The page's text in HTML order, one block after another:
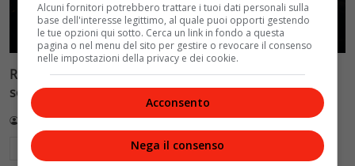
Reflect Orbital: gli specchi spaziali che promettono il
sole di notte (per 5mila dollari l’ora)
Redazione VelvetMAG 4 Agosto 2026
Leggi di più
Alcuni fornitori potrebbero trattare i tuoi dati personali sulla
base dell'interesse legittimo, al quale puoi opporti gestendo
le tue opzioni qui sotto. Cerca un link in fondo a questa
pagina o nel menu del sito per gestire o revocare il consenso
nelle impostazioni della privacy e dei cookie.
Acconsento
Nega il consenso